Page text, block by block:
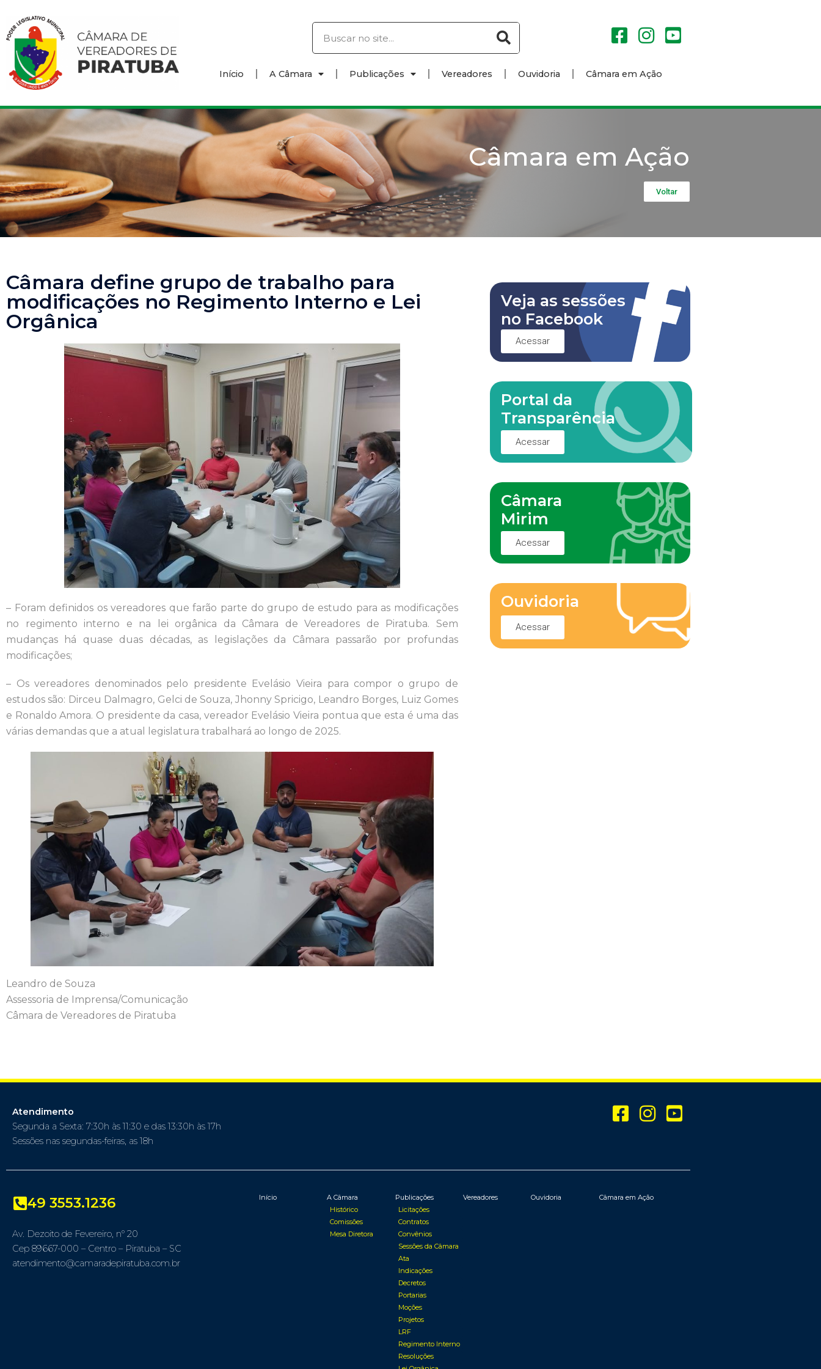
Início A Câmara Publicações Vereadores Ouvidoria Câmara em Ação
Câmara em Ação
Voltar
Câmara define grupo de trabalho para
modificações no Regimento Interno e Lei
Orgânica
– Foram definidos os vereadores que farão parte do grupo de estudo para as modificações
no regimento interno e na lei orgânica da Câmara de Vereadores de Piratuba. Sem
mudanças há quase duas décadas, as legislações da Câmara passarão por profundas
modificações;
– Os vereadores denominados pelo presidente Evelásio Vieira para compor o grupo de
estudos são: Dirceu Dalmagro, Gelci de Souza, Jhonny Spricigo, Leandro Borges, Luiz Gomes
e Ronaldo Amora. O presidente da casa, vereador Evelásio Vieira pontua que esta é uma das
várias demandas que a atual legislatura trabalhará ao longo de 2025.
Leandro de Souza
Assessoria de Imprensa/Comunicação
Câmara de Vereadores de Piratuba
Veja as sessões
no Facebook
Acessar
Portal da
Transparência
Acessar
Câmara
Mirim
Acessar
Ouvidoria
Acessar
Atendimento
Segunda a Sexta: 7:30h às 11:30 e das 13:30h às 17h
Sessões nas segundas-feiras, as 18h
49 3553.1236
Av. Dezoito de Fevereiro, nº 20
Cep 89667-000 – Centro – Piratuba – SC
atendimento@camaradepiratuba.com.br
Início
A Câmara
Histórico
Comissões
Mesa Diretora
Publicações
Licitações
Contratos
Convênios
Sessões da Câmara
Ata
Indicações
Decretos
Portarias
Moções
Projetos
LRF
Regimento Interno
Resoluções
Vereadores Ouvidoria Câmara em Ação